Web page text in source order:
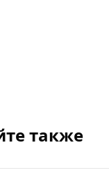
также